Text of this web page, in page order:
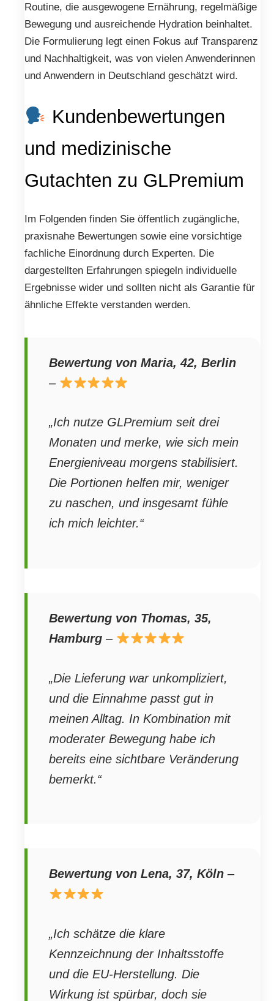
Routine, die ausgewogene Ernährung, regelmäßige
Bewegung und ausreichende Hydration beinhaltet.
Die Formulierung legt einen Fokus auf Transparenz
und Nachhaltigkeit, was von vielen Anwenderinnen
und Anwendern in Deutschland geschätzt wird.
Kundenbewertungen
und medizinische
Gutachten zu GLPremium
Im Folgenden finden Sie öffentlich zugängliche,
praxisnahe Bewertungen sowie eine vorsichtige
fachliche Einordnung durch Experten. Die
dargestellten Erfahrungen spiegeln individuelle
Ergebnisse wider und sollten nicht als Garantie für
ähnliche Effekte verstanden werden.
Bewertung von Maria, 42, Berlin
–
„Ich nutze GLPremium seit drei
Monaten und merke, wie sich mein
Energieniveau morgens stabilisiert.
Die Portionen helfen mir, weniger
zu naschen, und insgesamt fühle
ich mich leichter.“
Bewertung von Thomas, 35,
Hamburg –
„Die Lieferung war unkompliziert,
und die Einnahme passt gut in
meinen Alltag. In Kombination mit
moderater Bewegung habe ich
bereits eine sichtbare Veränderung
bemerkt.“
Bewertung von Lena, 37, Köln –
„Ich schätze die klare
Kennzeichnung der Inhaltsstoffe
und die EU-Herstellung. Die
Wirkung ist spürbar, doch sie